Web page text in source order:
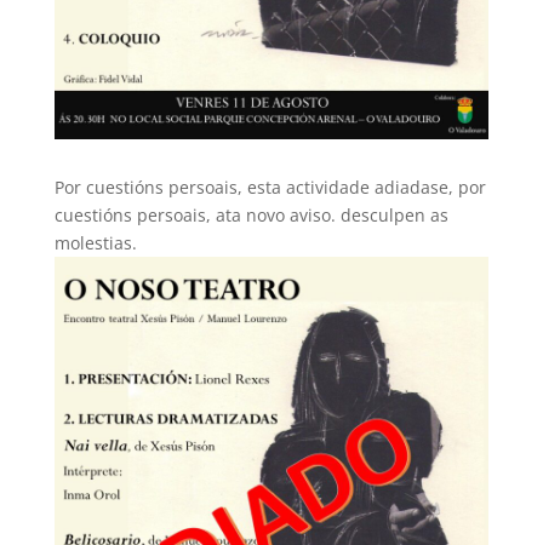
Por cuestións persoais, esta actividade adiadase, por
cuestións persoais, ata novo aviso. desculpen as
molestias.